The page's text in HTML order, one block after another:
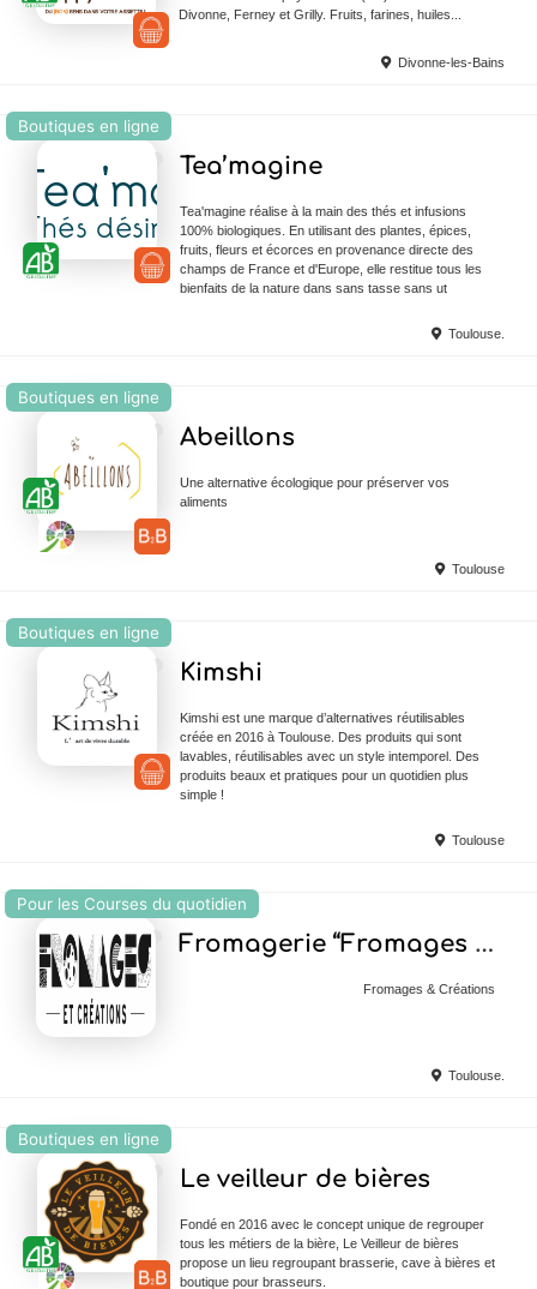
Divonne, Ferney et Grilly. Fruits, farines, huiles...
Divonne-les-Bains
Boutiques en ligne
Tea’magine
Tea'magine réalise à la main des thés et infusions
100% biologiques. En utilisant des plantes, épices,
fruits, fleurs et écorces en provenance directe des
champs de France et d'Europe, elle restitue tous les
bienfaits de la nature dans sans tasse sans ut
Toulouse.
Boutiques en ligne
Abeillons
Une alternative écologique pour préserver vos
aliments
Toulouse
Boutiques en ligne
Kimshi
Kimshi est une marque d’alternatives réutilisables
créée en 2016 à Toulouse. Des produits qui sont
lavables, réutilisables avec un style intemporel. Des
produits beaux et pratiques pour un quotidien plus
simple !
Toulouse
Pour les Courses du quotidien
Fromagerie “Fromages et Créations”
Fromages & Créations
Toulouse.
Boutiques en ligne
Le veilleur de bières
Fondé en 2016 avec le concept unique de regrouper
tous les métiers de la bière, Le Veilleur de bières
propose un lieu regroupant brasserie, cave à bières et
boutique pour brasseurs.